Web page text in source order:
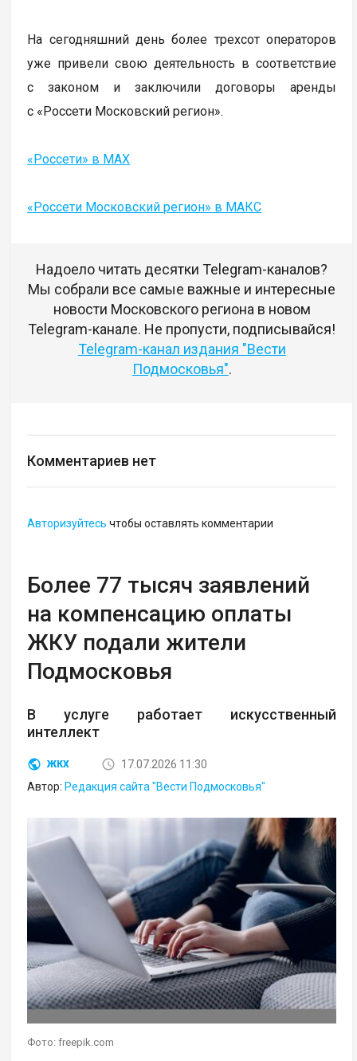
На сегодняшний день более трехсот операторов
уже привели свою деятельность в соответствие
с законом и заключили договоры аренды
с «Россети Московский регион».
«Россети» в MAX
«Россети Московский регион» в МАКС
Надоело читать десятки Telegram-каналов?
Мы собрали все самые важные и интересные
новости Московского региона в новом
Telegram-канале. Не пропусти, подписывайся!
Telegram-канал издания "Вести
Подмосковья".
Комментариев нет
Авторизуйтесь чтобы оставлять комментарии
Более 77 тысяч заявлений
на компенсацию оплаты
ЖКУ подали жители
Подмосковья
В услуге работает искусственный
интеллект
ЖКХ
17.07.2026 11:30
Автор: Редакция сайта "Вести Подмосковья"
Фото: freepik.com